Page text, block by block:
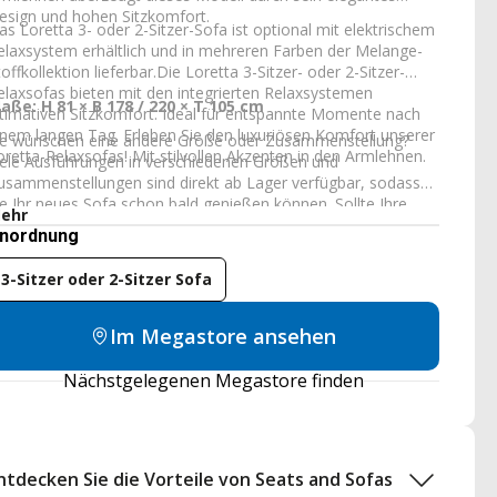
und hohen Sitzkomfort.
Loretta 3- oder 2-Sitzer-Sofa ist optional mit elektrischem
erhältlich und in mehreren Farben der Melange-
lieferbar.Die Loretta 3-Sitzer- oder 2-Sitzer-
bieten mit den integrierten Relaxsystemen
Sitzkomfort. Ideal für entspannte Momente nach
langen Tag. Erleben Sie den luxuriösen Komfort unserer
Relaxsofas! Mit stilvollen Akzenten in den Armlehnen.
H 81 × B 178 / 220 × T 105 cm
wünschen eine andere Größe oder Zusammenstellung?
Ausführungen in verschiedenen Größen und
sind direkt ab Lager verfügbar, sodass
Ihr neues Sofa schon bald genießen können. Sollte Ihre
nicht dabei sein, fertigen wir Ihr Sofa
nach Maß. So erhalten Sie ganz einfach ein Sofa,
perfekt zu Ihrem Wohnraum, Ihren Wünschen und Ihrem
passt.
3-Sitzer oder 2-Sitzer Sofa
Im Megastore ansehen
Nächstgelegenen Megastore finden
Sie die Vorteile von Seats and Sofas